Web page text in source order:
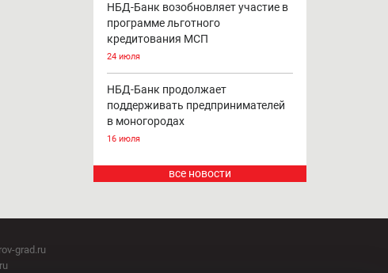
НБД-Банк возобновляет участие в
программе льготного
кредитования МСП
24 июля
НБД-Банк продолжает
поддерживать предпринимателей
в моногородах
16 июля
все новости
grad.ru